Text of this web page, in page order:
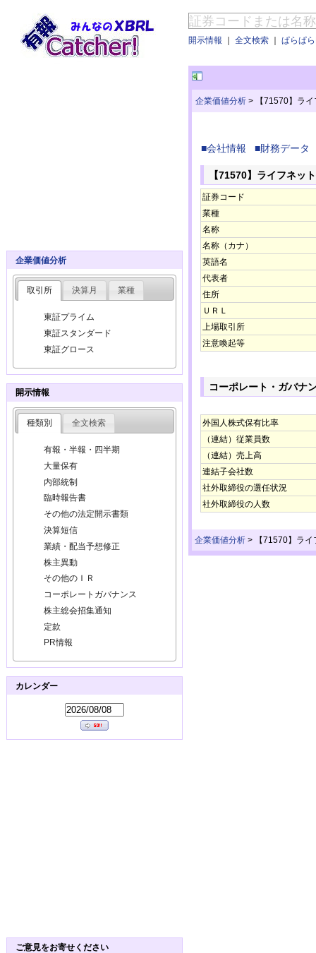
開示情報 ｜ 全文検索 ｜ ぱらぱ
企業価値分析 > 【71570】ラ
■会社情報 ■財務データ
【71570】ライフネッ
証券コード
業種
名称
名称（カナ）
英語名
代表者
住所
ＵＲＬ
上場取引所
注意喚起等
コーポレート・ガバナ
外国人株式保有比率
（連結）従業員数
（連結）売上高
連結子会社数
社外取締役の選任状況
社外取締役の人数
企業価値分析 > 【71570】ラ
企業価値分析
取引所 決算月 業種
東証プライム
東証スタンダード
東証グロース
開示情報
種類別 全文検索
有報・半報・四半期
大量保有
内部統制
臨時報告書
その他の法定開示書類
決算短信
業績・配当予想修正
株主異動
その他のＩＲ
コーポレートガバナンス
株主総会招集通知
定款
PR情報
カレンダー
ご意見をお寄せください